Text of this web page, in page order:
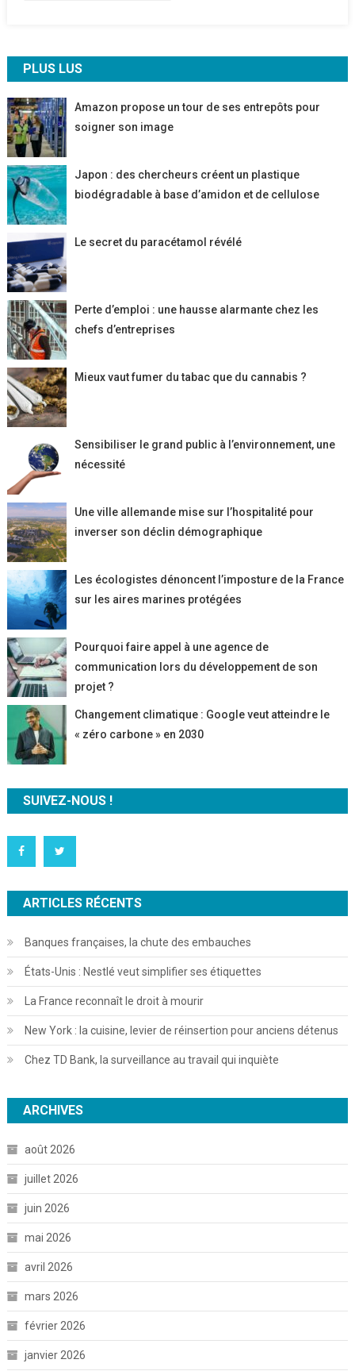
PLUS LUS
Amazon propose un tour de ses entrepôts pour
soigner son image
Japon : des chercheurs créent un plastique
biodégradable à base d’amidon et de cellulose
Le secret du paracétamol révélé
Perte d’emploi : une hausse alarmante chez les
chefs d’entreprises
Mieux vaut fumer du tabac que du cannabis ?
Sensibiliser le grand public à l’environnement, une
nécessité
Une ville allemande mise sur l’hospitalité pour
inverser son déclin démographique
Les écologistes dénoncent l’imposture de la France
sur les aires marines protégées
Pourquoi faire appel à une agence de
communication lors du développement de son
projet ?
Changement climatique : Google veut atteindre le
« zéro carbone » en 2030
SUIVEZ-NOUS !
ARTICLES RÉCENTS
Banques françaises, la chute des embauches
États-Unis : Nestlé veut simplifier ses étiquettes
La France reconnaît le droit à mourir
New York : la cuisine, levier de réinsertion pour anciens détenus
Chez TD Bank, la surveillance au travail qui inquiète
ARCHIVES
août 2026
juillet 2026
juin 2026
mai 2026
avril 2026
mars 2026
février 2026
janvier 2026